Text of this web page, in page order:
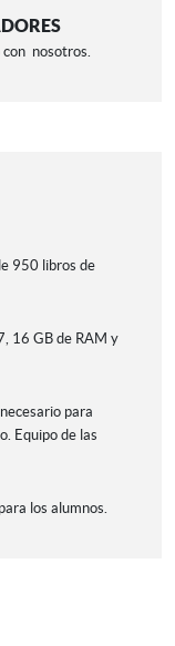
nosotros.
950 libros de
16 GB de RAM y
para
Equipo de las
los alumnos.